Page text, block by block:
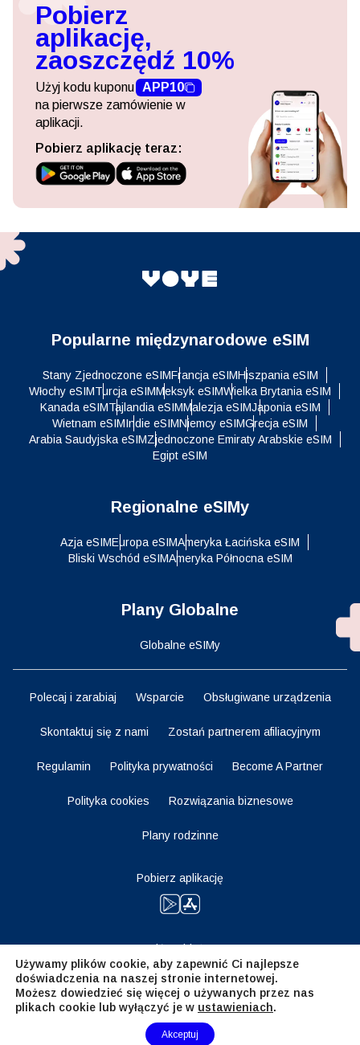
Pobierz
aplikację,
zaoszczędź 10%
Użyj kodu kuponu APP10
na pierwsze zamówienie w
aplikacji.
Pobierz aplikację teraz:
Popularne międzynarodowe eSIM
Stany Zjednoczone eSIMFrancja eSIMHiszpania eSIM
Włochy eSIMTurcja eSIMMeksyk eSIMWielka Brytania eSIM
Kanada eSIMTajlandia eSIMMalezja eSIMJaponia eSIM
Wietnam eSIMIndie eSIMNiemcy eSIMGrecja eSIM
Arabia Saudyjska eSIMZjednoczone Emiraty Arabskie eSIM
Egipt eSIM
Regionalne eSIMy
Azja eSIMEuropa eSIMAmeryka Łacińska eSIM
Bliski Wschód eSIMAmeryka Północna eSIM
Plany Globalne
Globalne eSIMy
Polecaj i zarabiaj Wsparcie Obsługiwane urządzenia
Skontaktuj się z nami Zostań partnerem afiliacyjnym
Regulamin Polityka prywatności Become A Partner
Polityka cookies Rozwiązania biznesowe
Plany rodzinne
Pobierz aplikację
Bądź na bieżąco
Używamy plików cookie, aby zapewnić Ci najlepsze
doświadczenia na naszej stronie internetowej.
Możesz dowiedzieć się więcej o używanych przez nas
plikach cookie lub wyłączyć je w ustawieniach.
Akceptuj